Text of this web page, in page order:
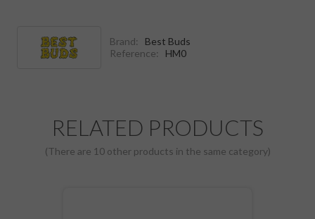
Brand:
Best Buds
Reference:
HM0
RELATED PRODUCTS
(There are 10 other products in the same category)